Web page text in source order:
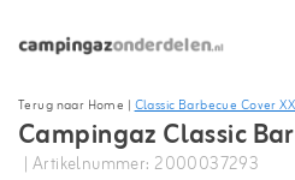
Terug naar Home |Classic Barbecue Cover
Campingaz Classic
| Artikelnummer: 2000037293